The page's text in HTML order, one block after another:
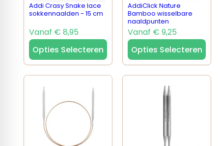
Addi Crasy Snake lace
sokkennaalden - 15 cm
Vanaf € 8,95
Opties Selecteren
AddiClick Nature
Bamboo wisselbare
naaldpunten
Vanaf € 9,25
Opties Selecteren